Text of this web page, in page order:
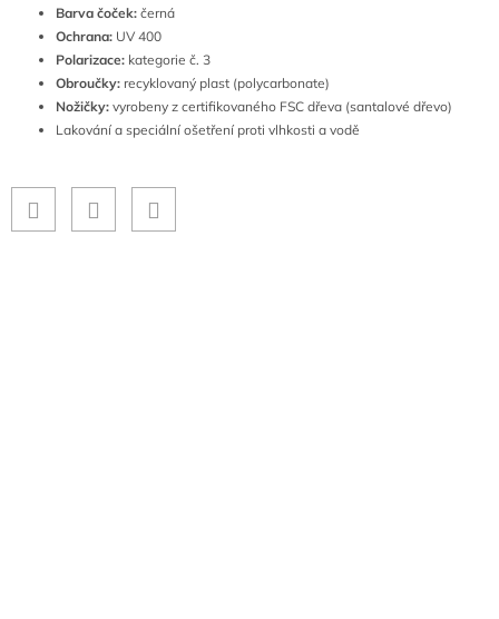
Barva čoček: černá
Ochrana: UV 400
Polarizace: kategorie č. 3
Obroučky: recyklovaný plast (polycarbonate)
Nožičky: vyrobeny z certifikovaného FSC dřeva (santalové dřevo)
Lakování a speciální ošetření proti vlhkosti a vodě